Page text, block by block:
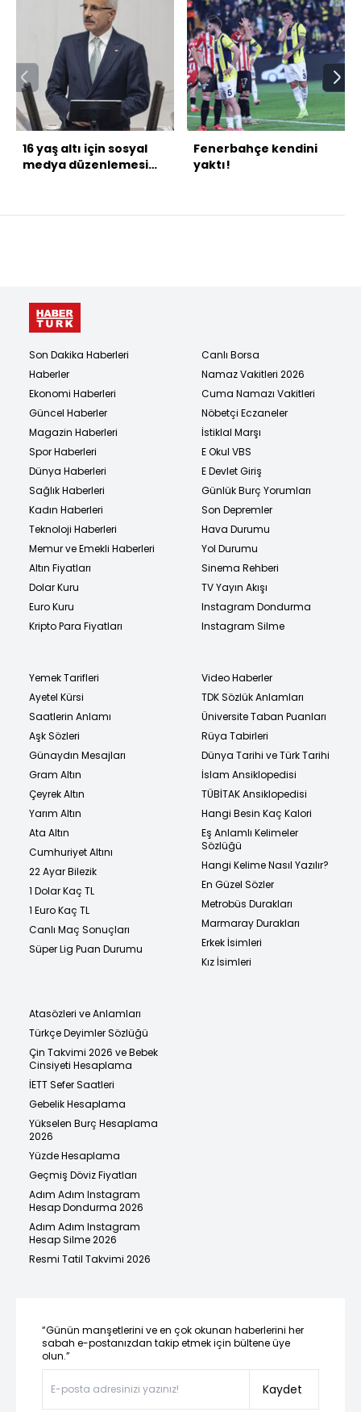
16 yaş altı için sosyal
medya düzenlemesi
Fenerbahçe kendini
yaktı!
Son Dakika Haberleri
Haberler
Ekonomi Haberleri
Güncel Haberler
Magazin Haberleri
Spor Haberleri
Dünya Haberleri
Sağlık Haberleri
Kadın Haberleri
Teknoloji Haberleri
Memur ve Emekli Haberleri
Altın Fiyatları
Dolar Kuru
Euro Kuru
Kripto Para Fiyatları
Canlı Borsa
Namaz Vakitleri 2026
Cuma Namazı Vakitleri
Nöbetçi Eczaneler
İstiklal Marşı
E Okul VBS
E Devlet Giriş
Günlük Burç Yorumları
Son Depremler
Hava Durumu
Yol Durumu
Sinema Rehberi
TV Yayın Akışı
Instagram Dondurma
Instagram Silme
Yemek Tarifleri
Ayetel Kürsi
Saatlerin Anlamı
Aşk Sözleri
Günaydın Mesajları
Gram Altın
Çeyrek Altın
Yarım Altın
Ata Altın
Cumhuriyet Altını
22 Ayar Bilezik
1 Dolar Kaç TL
1 Euro Kaç TL
Canlı Maç Sonuçları
Süper Lig Puan Durumu
Video Haberler
TDK Sözlük Anlamları
Üniversite Taban Puanları
Rüya Tabirleri
Dünya Tarihi ve Türk Tarihi
İslam Ansiklopedisi
TÜBİTAK Ansiklopedisi
Hangi Besin Kaç Kalori
Eş Anlamlı Kelimeler
Sözlüğü
Hangi Kelime Nasıl Yazılır?
En Güzel Sözler
Metrobüs Durakları
Marmaray Durakları
Erkek İsimleri
Kız İsimleri
Atasözleri ve Anlamları
Türkçe Deyimler Sözlüğü
Çin Takvimi 2026 ve Bebek
Cinsiyeti Hesaplama
İETT Sefer Saatleri
Gebelik Hesaplama
Yükselen Burç Hesaplama
2026
Yüzde Hesaplama
Geçmiş Döviz Fiyatları
Adım Adım Instagram
Hesap Dondurma 2026
Adım Adım Instagram
Hesap Silme 2026
Resmi Tatil Takvimi 2026
“Günün manşetlerini ve en çok okunan haberlerini her
sabah e-postanızdan takip etmek için bültene üye
olun.”
Kaydet